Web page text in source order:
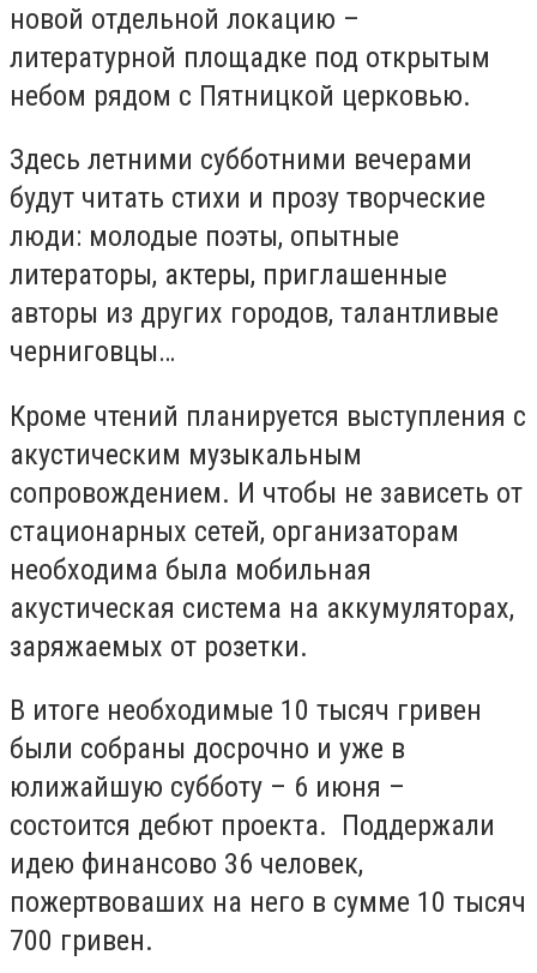
новой отдельной локацию –
литературной площадке под открытым
небом рядом с Пятницкой церковью.
Здесь летними субботними вечерами
будут читать стихи и прозу творческие
люди: молодые поэты, опытные
литераторы, актеры, приглашенные
авторы из других городов, талантливые
черниговцы…
Кроме чтений планируется выступления с
акустическим музыкальным
сопровождением. И чтобы не зависеть от
стационарных сетей, организаторам
необходима была мобильная
акустическая система на аккумуляторах,
заряжаемых от розетки.
В итоге необходимые 10 тысяч гривен
были собраны досрочно и уже в
юлижайшую субботу – 6 июня –
состоится дебют проекта. Поддержали
идею финансово 36 человек,
пожертвоваших на него в сумме 10 тысяч
700 гривен.